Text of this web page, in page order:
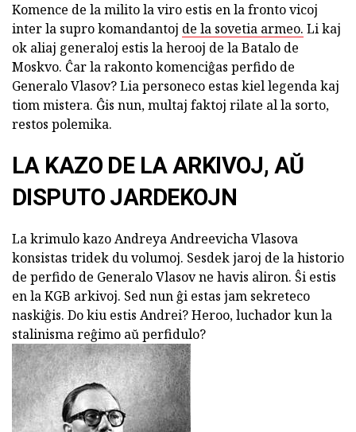
Komence de la milito la viro estis en la fronto vicoj
inter la supro komandantoj de la sovetia armeo. Li kaj
ok aliaj generaloj estis la herooj de la Batalo de
Moskvo. Ĉar la rakonto komenciĝas perfido de
Generalo Vlasov? Lia personeco estas kiel legenda kaj
tiom mistera. Ĝis nun, multaj faktoj rilate al la sorto,
restos polemika.
LA KAZO DE LA ARKIVOJ, AŬ
DISPUTO JARDEKOJN
La krimulo kazo Andreya Andreevicha Vlasova
konsistas tridek du volumoj. Sesdek jaroj de la historio
de perfido de Generalo Vlasov ne havis aliron. Ŝi estis
en la KGB arkivoj. Sed nun ĝi estas jam sekreteco
naskiĝis. Do kiu estis Andrei? Heroo, luchador kun la
stalinisma reĝimo aŭ perfidulo?